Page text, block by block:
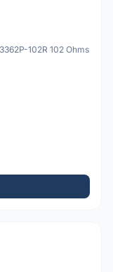
102R 102 Ohms